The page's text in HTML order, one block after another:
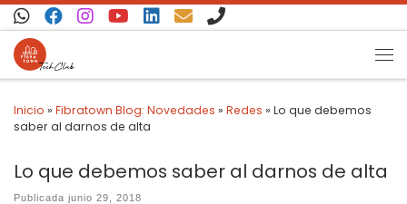
Saltar al contenido
Inicio » Fibratown Blog: Novedades » Redes » Lo que debemos
saber al darnos de alta
Lo que debemos saber al darnos de alta
Publicada junio 29, 2018